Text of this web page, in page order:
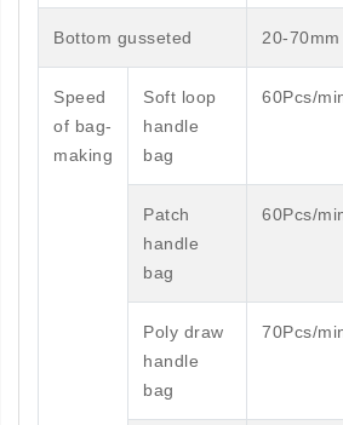
Bottom gusseted 20-70mm
Speed
of bag-
making
Soft loop
handle
bag
60Pcs/
Patch
handle
bag
60Pcs/
Poly draw
handle
bag
70Pcs/